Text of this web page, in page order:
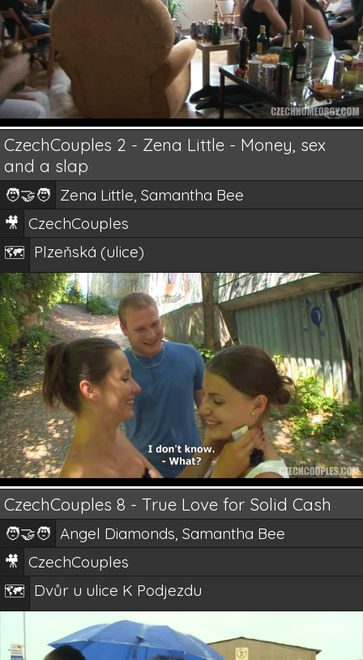
CzechCouples 2 - Zena Little - Money, sex
and a slap
🧑‍🤝‍🧑 Zena Little, Samantha Bee
🎥 CzechCouples
🗺️ Plzeňská (ulice)
CzechCouples 8 - True Love for Solid Cash
🧑‍🤝‍🧑 Angel Diamonds, Samantha Bee
🎥 CzechCouples
🗺️ Dvůr u ulice K Podjezdu